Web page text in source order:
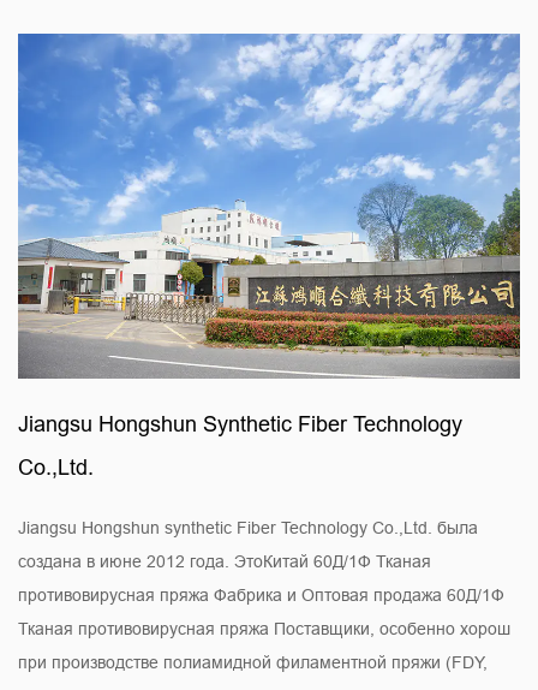
Jiangsu Hongshun Synthetic Fiber Technology
Co.,Ltd.
Jiangsu Hongshun synthetic Fiber Technology Co.,Ltd. была
создана в июне 2012 года. ЭтоКитай 60Д/1Ф Тканая
противовирусная пряжа Фабрика и Оптовая продажа 60Д/1Ф
Тканая противовирусная пряжа Поставщики , особенно хорош
при производстве полиамидной филаментной пряжи (FDY,